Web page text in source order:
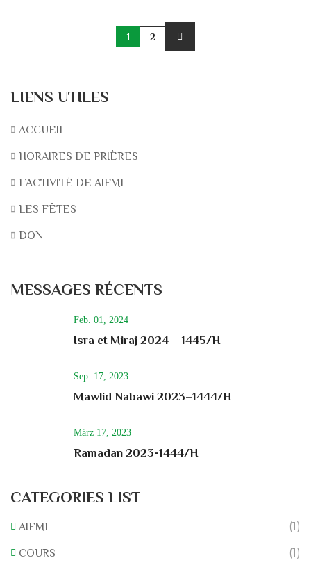
1 2
LIENS UTILES
ACCUEIL
HORAIRES DE PRIÈRES
L’ACTIVITÉ DE AIFML
LES FÊTES
DON
MESSAGES RÉCENTS
Feb. 01, 2024
Isra et Miraj 2024 – 1445/H
Sep. 17, 2023
Mawlid Nabawi 2023–1444/H
März 17, 2023
Ramadan 2023-1444/H
CATEGORIES LIST
AIFML (1)
COURS (1)